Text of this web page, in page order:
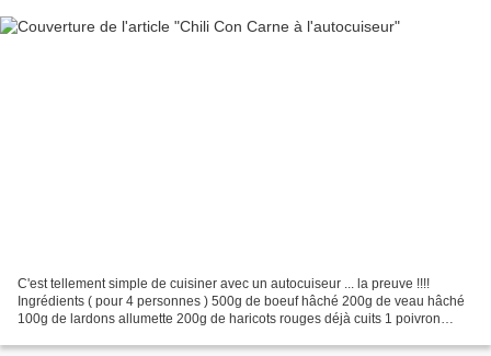
C'est tellement simple de cuisiner avec un autocuiseur ... la preuve !!!!
Ingrédients ( pour 4 personnes ) 500g de boeuf hâché 200g de veau hâché
100g de lardons allumette 200g de haricots rouges déjà cuits 1 poivron